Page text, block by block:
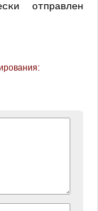
отправлен